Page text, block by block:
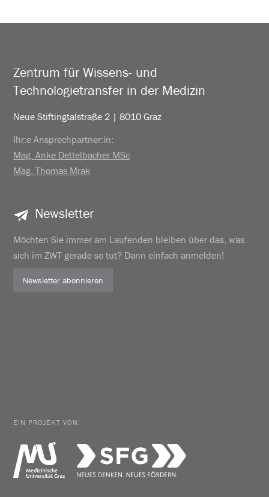
Zentrum für Wissens- und
Technologietransfer in der Medizin
Neue Stiftingtalstraße 2 | 8010 Graz
Ihr:e Ansprechpartner:in:
Mag. Anke Dettelbacher MSc
Mag. Thomas Mrak
Newsletter
Möchten Sie immer am Laufenden bleiben über das, was
sich im ZWT gerade so tut? Dann einfach anmelden!
Newsletter abonnieren
EIN PROJEKT VON: